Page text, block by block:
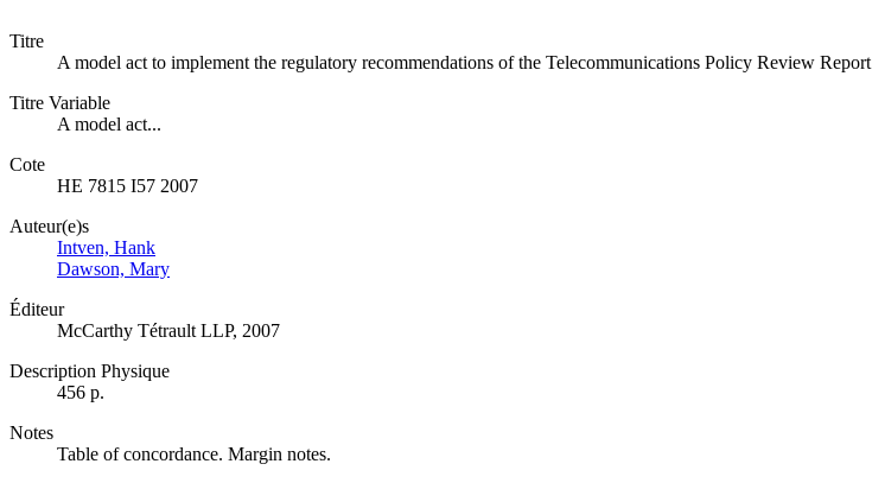
Titre
A model act to implement the regulatory recommendations of the Telecommunications Policy Review Report
Titre Variable
A model act...
Cote
HE 7815 I57 2007
Auteur(e)s
Intven, Hank
Dawson, Mary
Éditeur
McCarthy Tétrault LLP, 2007
Description Physique
456 p.
Notes
Table of concordance. Margin notes.